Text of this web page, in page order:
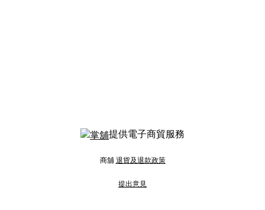
提供電子商貿服務
商舖 退貨及退款政策
提出意見